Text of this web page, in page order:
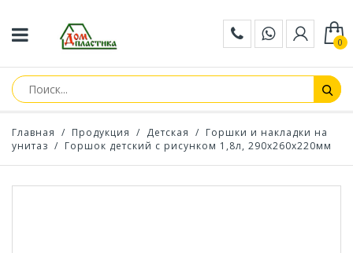
0
Главная / Продукция / Детская / Горшки и накладки на
унитаз / Горшок детский с рисунком 1,8л, 290х260х220мм